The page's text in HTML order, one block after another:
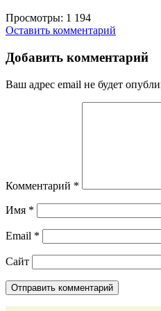
Просмотры: 1 194
Оставить комментарий
Добавить комментарий
Ваш адрес email не будет
Комментарий *
Имя *
Email *
Сайт